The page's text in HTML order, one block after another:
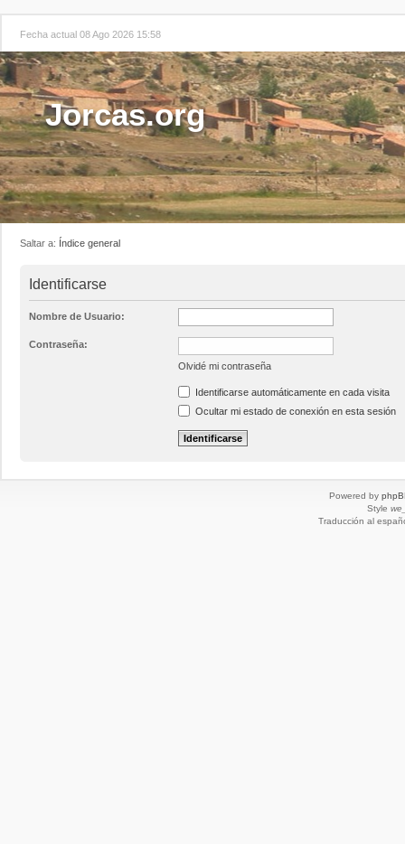
Fecha actual 08 Ago 2026 15:58
Jorcas.org
Saltar a: Índice general
Identificarse
Nombre de Usuario:
Contraseña:
Olvidé mi contraseña
Identificarse automáticamente en cada visita
Ocultar mi estado de conexión en esta sesión
Powered by
Style
Traducción al